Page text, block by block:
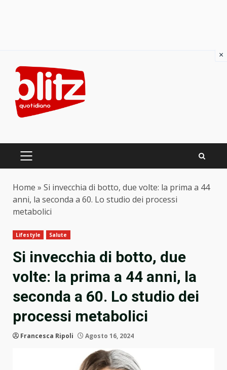
content
PRIMARY
Home » Si invecchia di botto, due volte: la prima a 44
anni, la seconda a 60. Lo studio dei processi
metabolici
Lifestyle Salute
Si invecchia di botto, due
volte: la prima a 44 anni, la
seconda a 60. Lo studio dei
processi metabolici
Francesca Ripoli Agosto 16, 2024
×